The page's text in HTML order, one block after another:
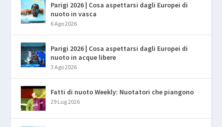
Parigi 2026 | Cosa aspettarsi dagli Europei di
nuoto in vasca
6 Ago 2026
Parigi 2026 | Cosa aspettarsi dagli Europei di
nuoto in acque libere
3 Ago 2026
Fatti di nuoto Weekly: Nuotatori che piangono
29 Lug 2026